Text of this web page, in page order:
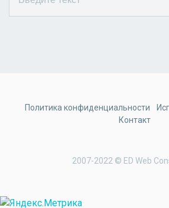
2007-2022 © ED Web
Политика конфиденциальности
Контакт